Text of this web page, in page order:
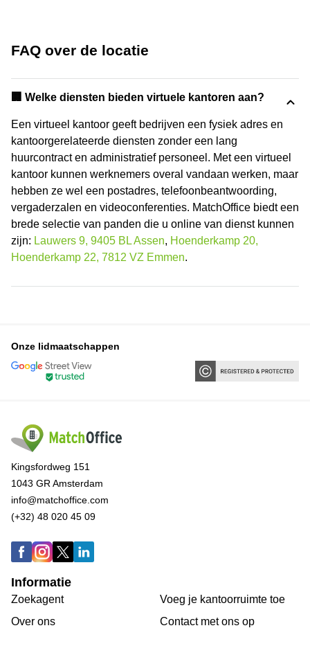
FAQ over de locatie
🏢 Welke diensten bieden virtuele kantoren aan?
Een virtueel kantoor geeft bedrijven een fysiek adres en
kantoorgerelateerde diensten zonder een lang
huurcontract en administratief personeel. Met een virtueel
kantoor kunnen werknemers overal vandaan werken, maar
hebben ze wel een postadres, telefoonbeantwoording,
vergaderzalen en videoconferenties. MatchOffice biedt een
brede selectie van panden die u online van dienst kunnen
zijn: Lauwers 9, 9405 BL Assen, Hoenderkamp 20,
Hoenderkamp 22, 7812 VZ Emmen.
Onze lidmaatschappen
Kingsfordweg 151
1043 GR Amsterdam
info@matchoffice.com
(+32) 48 020 45 09
Informatie
Zoekagent
Over ons
Voeg je kantoorruimte toe
Сontact met ons op